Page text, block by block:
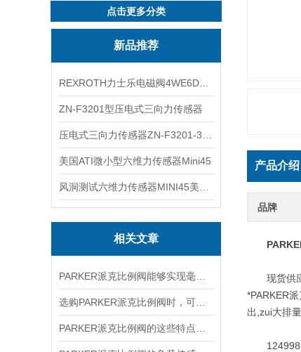
点击更多分类
新品推荐
ZN-F3201型压电式三向力传感器
美国ATI微小型六维力传感器Mini45
相关文章
产品介绍
品牌
现货供应
*PARKER
出,zui大排
124998-